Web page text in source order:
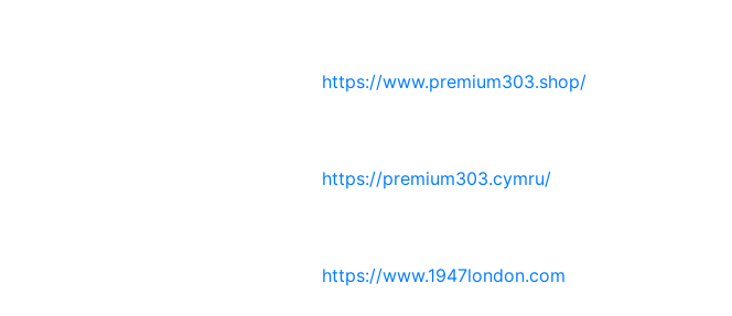
https://www.premium303.shop/
https://premium303.cymru/
https://www.1947london.com